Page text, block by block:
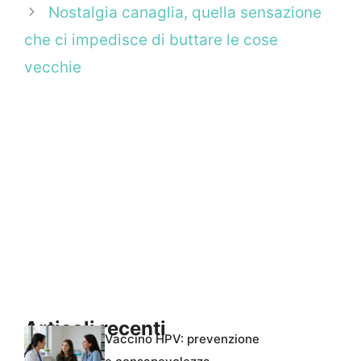
Nostalgia canaglia, quella sensazione
che ci impedisce di buttare le cose
vecchie
Articoli recentiVaccino HPV: prevenzione